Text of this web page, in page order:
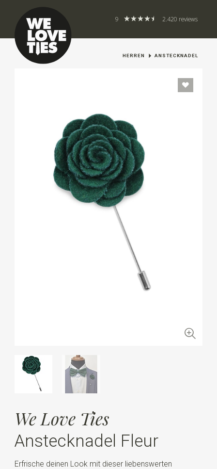
9 2.420 reviews
HERREN ANSTECKNADEL
We Love Ties
Anstecknadel Fleur
Erfrische deinen Look mit dieser liebenswerten